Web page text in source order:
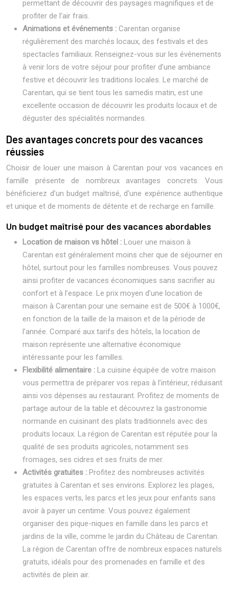
permettant de découvrir des paysages magnifiques et de
profiter de l’air frais.
Animations et événements : Carentan organise
régulièrement des marchés locaux, des festivals et des
spectacles familiaux. Renseignez-vous sur les événements
à venir lors de votre séjour pour profiter d’une ambiance
festive et découvrir les traditions locales. Le marché de
Carentan, qui se tient tous les samedis matin, est une
excellente occasion de découvrir les produits locaux et de
déguster des spécialités normandes.
Des avantages concrets pour des vacances
réussies
Choisir de louer une maison à Carentan pour vos vacances en
famille présente de nombreux avantages concrets. Vous
bénéficierez d’un budget maîtrisé, d’une expérience authentique
et unique et de moments de détente et de recharge en famille.
Un budget maîtrisé pour des vacances abordables
Location de maison vs hôtel : Louer une maison à
Carentan est généralement moins cher que de séjourner en
hôtel, surtout pour les familles nombreuses. Vous pouvez
ainsi profiter de vacances économiques sans sacrifier au
confort et à l’espace. Le prix moyen d’une location de
maison à Carentan pour une semaine est de 500€ à 1000€,
en fonction de la taille de la maison et de la période de
l’année. Comparé aux tarifs des hôtels, la location de
maison représente une alternative économique
intéressante pour les familles.
Flexibilité alimentaire : La cuisine équipée de votre maison
vous permettra de préparer vos repas à l’intérieur, réduisant
ainsi vos dépenses au restaurant. Profitez de moments de
partage autour de la table et découvrez la gastronomie
normande en cuisinant des plats traditionnels avec des
produits locaux. La région de Carentan est réputée pour la
qualité de ses produits agricoles, notamment ses
fromages, ses cidres et ses fruits de mer.
Activités gratuites : Profitez des nombreuses activités
gratuites à Carentan et ses environs. Explorez les plages,
les espaces verts, les parcs et les jeux pour enfants sans
avoir à payer un centime. Vous pouvez également
organiser des pique-niques en famille dans les parcs et
jardins de la ville, comme le jardin du Château de Carentan.
La région de Carentan offre de nombreux espaces naturels
gratuits, idéals pour des promenades en famille et des
activités de plein air.